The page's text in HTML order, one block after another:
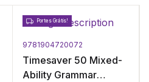
Portes Grátis!
9781904720072
Timesaver 50 Mixed-
Ability Grammar